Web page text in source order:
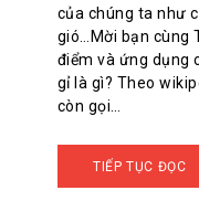
của chúng ta như
gió…Mời bạn cùng
điểm và ứng dụng
gỉ là gì? Theo
còn gọi…
TIẾP TỤC ĐỌC